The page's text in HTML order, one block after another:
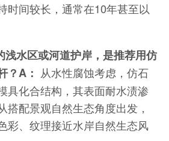
时间较长，通常在10年甚至以
浅水区或河道护岸，是推荐用仿
？A： 从水性腐蚀考虑，仿石
具化合结构，其表面耐水渍渗
搭配景观自然生态角度出发，
彩、纹理接近水岸自然生态风